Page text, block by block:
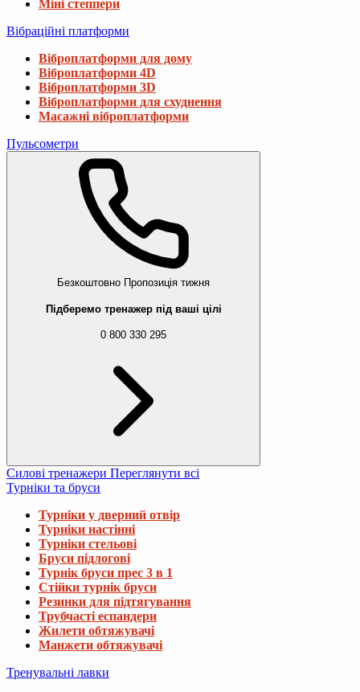
Міні степпери
Вібраційні платформи
Віброплатформи для дому
Віброплатформи 4D
Віброплатформи 3D
Віброплатформи для схуднення
Масажні віброплатформи
Пульсометри
Безкоштовно Пропозиція тижня
Підберемо тренажер під ваші цілі
0 800 330 295
Силові тренажери Переглянути всі
Турніки та бруси
Турніки у дверний отвір
Турніки настінні
Турніки стельові
Бруси підлогові
Турнік бруси прес 3 в 1
Стійки турнік бруси
Резинки для підтягування
Трубчасті еспандери
Жилети обтяжувачі
Манжети обтяжувачі
Тренувальні лавки